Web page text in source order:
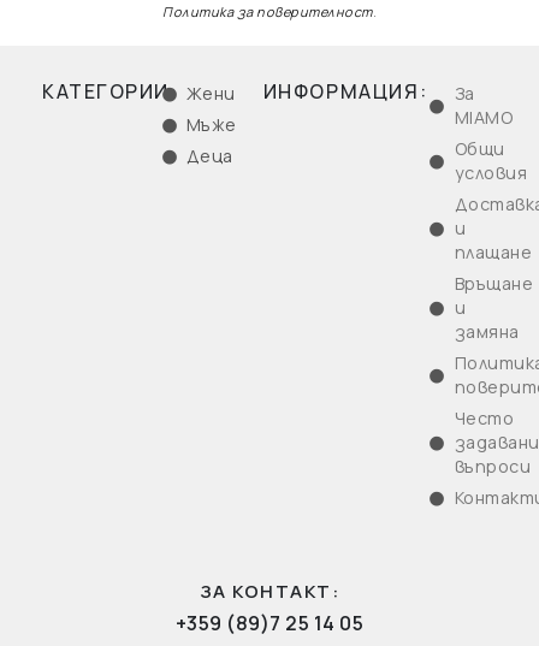
Политика за поверителност.
КАТЕГОРИИ: Жени
Мъже
Деца
ИНФОРМАЦИЯ:
За
MIAMO
Общи
условия
и
плащане
Връщане
и
замяна
Често
задавани
въпроси
ЗА КОНТАКТ:
+359 (89)7 25 14 05